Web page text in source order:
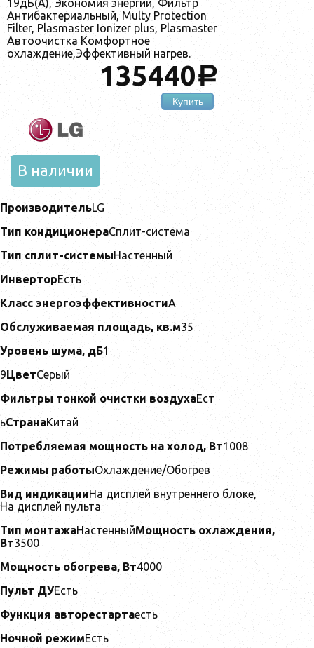
Антибактериальный, Мulty Protection
Filter, Plasmaster Ionizer plus, Plasmaster
Автоочистка Комфортное
охлаждение,Эффективный нагрев.
135440a
Купить
В наличии
ПроизводительLG
Тип кондиционераСплит-система
Тип сплит-системыНастенный
ИнверторЕсть
Класс энергоэффективностиA
Обслуживаемая площадь, кв.м35
Уровень шума, дБ1
9ЦветСерый
Фильтры тонкой очистки воздухаЕст
ьСтранаКитай
Потребляемая мощность на холод, Вт1008
Режимы работыОхлаждение/Обогрев
Вид индикацииНа дисплей внутреннего блоке,
На дисплей пульта
Тип монтажаНастенныйМощность охлаждения,
Вт3500
Мощность обогрева, Вт4000
Пульт ДУЕсть
Функция авторестартаесть
Ночной режимЕсть